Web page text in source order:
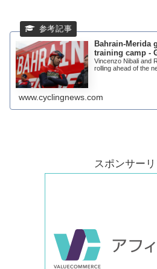
Bahrain-Merida
training camp -
Vincenzo Nibali and
rolling ahead of the
www.cyclingnews.com
スポンサー